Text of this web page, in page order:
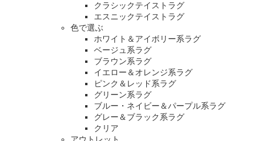
クラシックテイストラグ
エスニックテイストラグ
色で選ぶ
ホワイト＆アイボリー系ラグ
ベージュ系ラグ
ブラウン系ラグ
イエロー＆オレンジ系ラグ
ピンク＆レッド系ラグ
グリーン系ラグ
ブルー・ネイビー＆パープル系ラグ
グレー＆ブラック系ラグ
クリア